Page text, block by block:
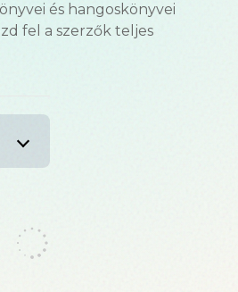
és hangoskönyvei
fel a szerzők teljes